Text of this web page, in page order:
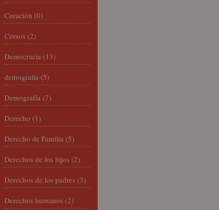
Curación (0)
Cursos (2)
Democracia (13)
demografia (5)
Demografía (7)
Derecho (1)
Derecho de Familia (5)
Derechos de los hijos (2)
Derechos de los padres (3)
Derechos humanos (2)